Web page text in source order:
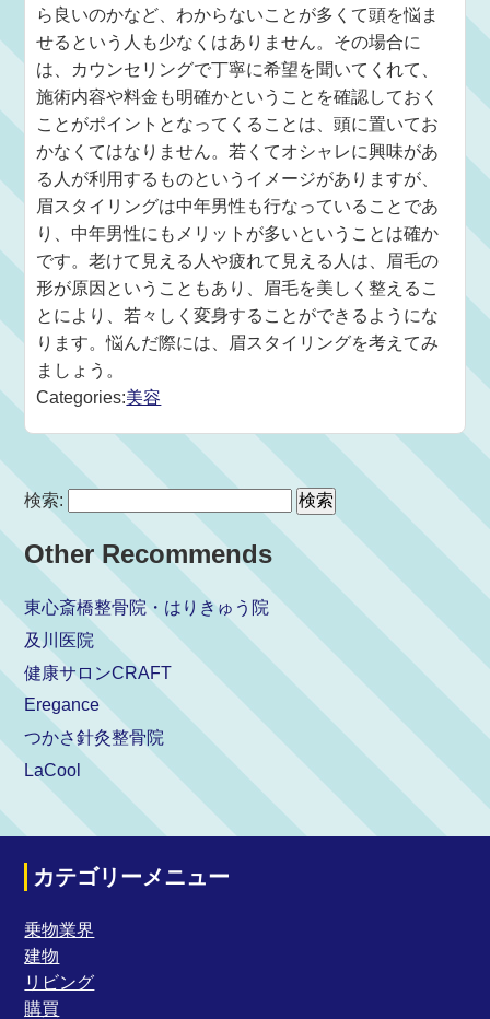
ら良いのかなど、わからないことが多くて頭を悩ま
せるという人も少なくはありません。その場合に
は、カウンセリングで丁寧に希望を聞いてくれて、
施術内容や料金も明確かということを確認しておく
ことがポイントとなってくることは、頭に置いてお
かなくてはなりません。若くてオシャレに興味があ
る人が利用するものというイメージがありますが、
眉スタイリングは中年男性も行なっていることであ
り、中年男性にもメリットが多いということは確か
です。老けて見える人や疲れて見える人は、眉毛の
形が原因ということもあり、眉毛を美しく整えるこ
とにより、若々しく変身することができるようにな
ります。悩んだ際には、眉スタイリングを考えてみ
ましょう。
Categories:美容
検索:
Other Recommends
東心斎橋整骨院・はりきゅう院
及川医院
健康サロンCRAFT
Eregance
つかさ針灸整骨院
LaCool
カテゴリーメニュー
乗物業界
建物
リビング
購買